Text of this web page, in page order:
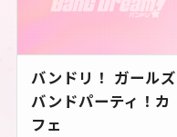
バンドリ！ ガールズ
バンドパーティ！カ
フェ